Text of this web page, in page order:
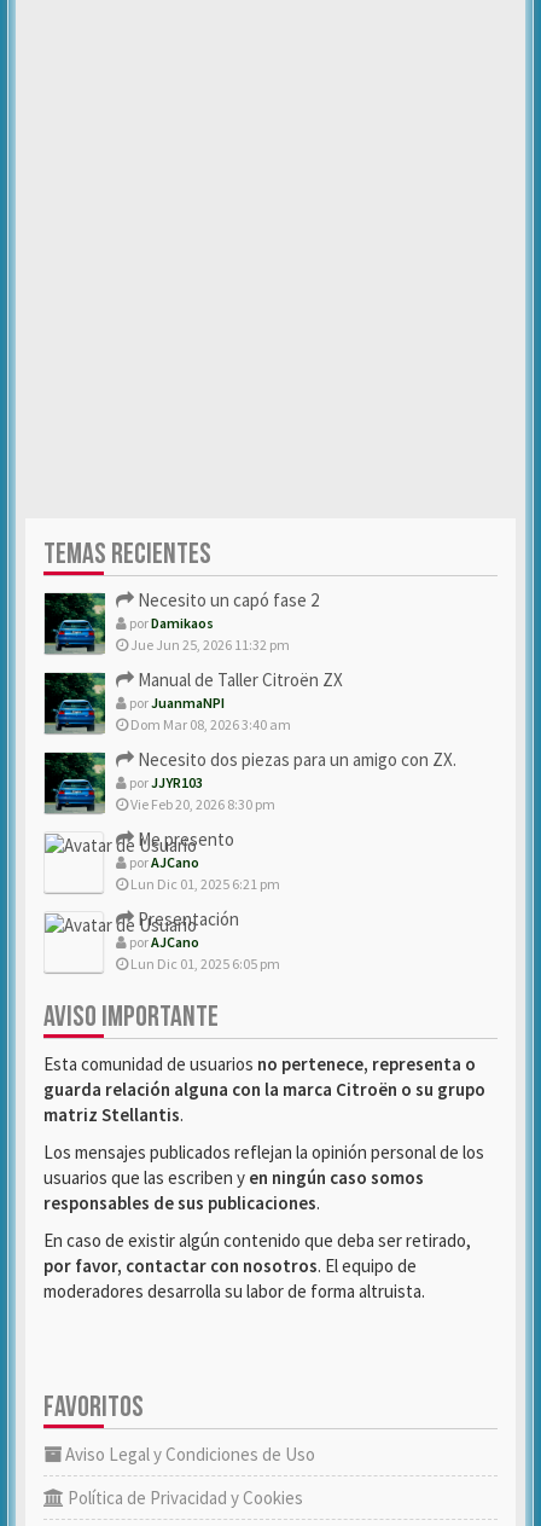
TEMAS RECIENTES
Necesito un capó fase 2
porDamikaos
Jue Jun 25, 2026 11:32 pm
Manual de Taller Citroën ZX
porJuanmaNPI
Dom Mar 08, 2026 3:40 am
Necesito dos piezas para un amigo con ZX.
porJJYR103
Vie Feb 20, 2026 8:30 pm
Me presento
porAJCano
Lun Dic 01, 2025 6:21 pm
Presentación
porAJCano
Lun Dic 01, 2025 6:05 pm
AVISO IMPORTANTE
Esta comunidad de usuarios no pertenece, representa o
guarda relación alguna con la marca Citroën o su grupo
matriz Stellantis.
Los mensajes publicados reflejan la opinión personal de los
usuarios que las escriben y en ningún caso somos
responsables de sus publicaciones.
En caso de existir algún contenido que deba ser retirado,
por favor, contactar con nosotros. El equipo de
moderadores desarrolla su labor de forma altruista.
FAVORITOS
Aviso Legal y Condiciones de Uso
Política de Privacidad y Cookies